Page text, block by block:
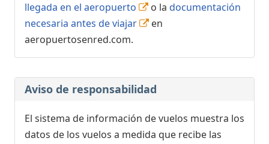
llegada en el aeropuerto
o la documentación
necesaria antes de viajar
en
aeropuertosenred.com.
Aviso de responsabilidad
El sistema de información de vuelos muestra los
datos de los vuelos a medida que recibe las